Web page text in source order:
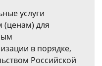
услуги
(ценам) для
в порядке,
Российской